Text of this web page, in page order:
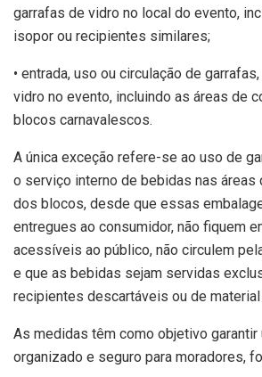
garrafas de vidro no local do evento,
isopor ou recipientes similares;
•⁠ ⁠entrada, uso ou circulação de
vidro no evento, incluindo as áreas de
blocos carnavalescos.
A única exceção refere-se ao uso de
o serviço interno de bebidas nas áreas
dos blocos, desde que essas
entregues ao consumidor, não fiquem
acessíveis ao público, não circulem
e que as bebidas sejam servidas
recipientes descartáveis ou de material
As medidas têm como objetivo garantir
organizado e seguro para moradores,